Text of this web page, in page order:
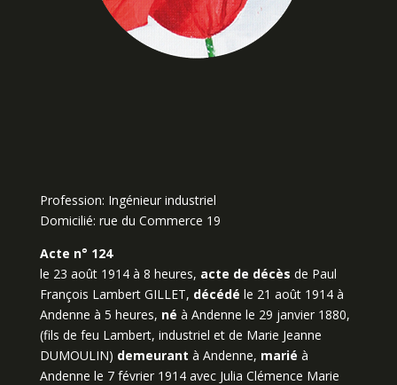
Profession: Ingénieur industriel
Domicilié: rue du Commerce 19
Acte n° 124
le 23 août 1914 à 8 heures, acte de décès de Paul
François Lambert GILLET, décédé le 21 août 1914 à
Andenne à 5 heures, né à Andenne le 29 janvier 1880,
(fils de feu Lambert, industriel et de Marie Jeanne
DUMOULIN) demeurant à Andenne, marié à
Andenne le 7 février 1914 avec Julia Clémence Marie